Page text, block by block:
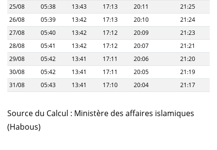
25/08
05:38 13:43 17:13 20:11
21:25
26/08
05:39 13:42 17:13 20:10
21:24
27/08
05:40 13:42 17:12 20:09
21:23
28/08
05:41 13:42 17:12 20:07
21:21
29/08
05:42 13:41 17:11 20:06
21:20
30/08
05:42 13:41 17:11 20:05
21:19
31/08
05:43 13:41 17:10 20:04 21:17
Source du Calcul : Ministère des affaires islamiques
(Habous)